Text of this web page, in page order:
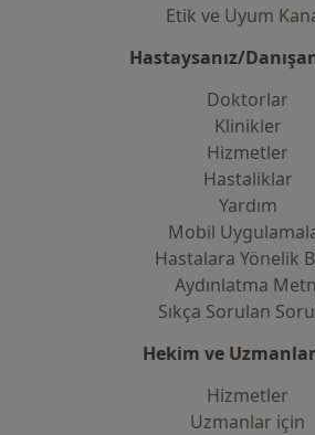
Etik ve Uyum
Hastaysanız/
Doktorlar
Klinikler
Hizmetler
Hastaliklar
Yardım
Mobil
Hastalara Yönelik
Aydınlatma
Sıkça Sorulan
Hekim ve
Hizmetler
Uzmanlar için